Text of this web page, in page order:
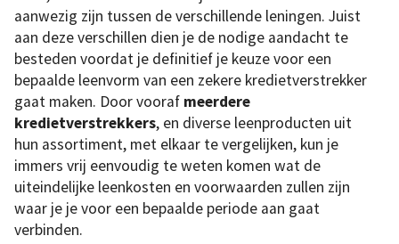
aanwezig zijn tussen de verschillende leningen. Juist
aan deze verschillen dien je de nodige aandacht te
besteden voordat je definitief je keuze voor een
bepaalde leenvorm van een zekere kredietverstrekker
gaat maken. Door vooraf meerdere
kredietverstrekkers, en diverse leenproducten uit
hun assortiment, met elkaar te vergelijken, kun je
immers vrij eenvoudig te weten komen wat de
uiteindelijke leenkosten en voorwaarden zullen zijn
waar je je voor een bepaalde periode aan gaat
verbinden.